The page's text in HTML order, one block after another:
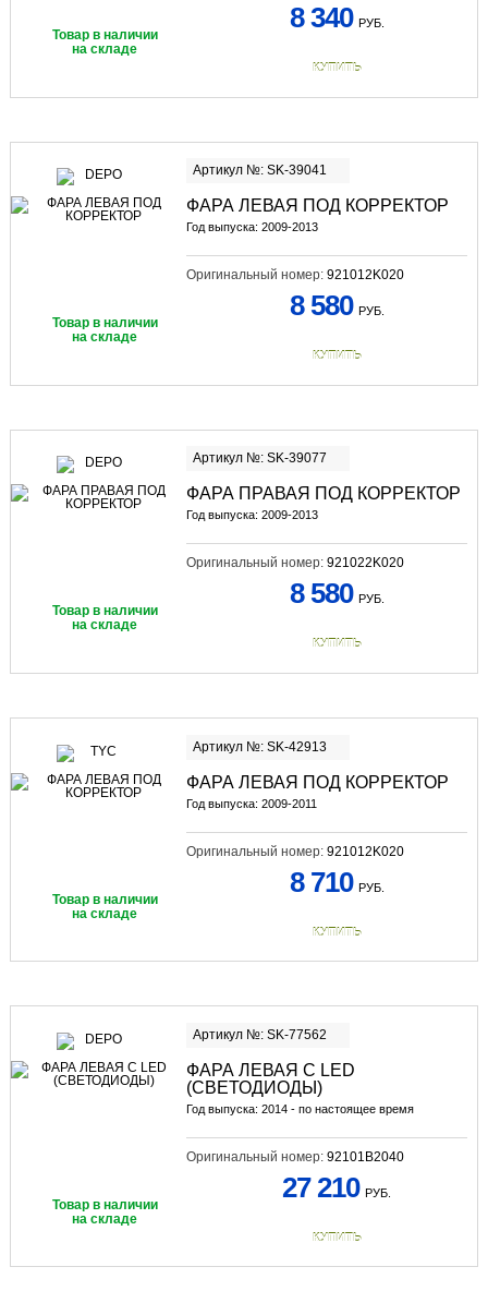
Товар в наличии
на складе
8 340 РУБ.
КУПИТЬ
Артикул №: SK-39041
ФАРА ЛЕВАЯ ПОД КОРРЕКТОР
Год выпуска: 2009-2013
Оригинальный номер: 921012K020
Товар в наличии
на складе
8 580 РУБ.
КУПИТЬ
Артикул №: SK-39077
ФАРА ПРАВАЯ ПОД КОРРЕКТОР
Год выпуска: 2009-2013
Оригинальный номер: 921022K020
Товар в наличии
на складе
8 580 РУБ.
КУПИТЬ
Артикул №: SK-42913
ФАРА ЛЕВАЯ ПОД КОРРЕКТОР
Год выпуска: 2009-2011
Оригинальный номер: 921012K020
Товар в наличии
на складе
8 710 РУБ.
КУПИТЬ
Артикул №: SK-77562
ФАРА ЛЕВАЯ С LED
(СВЕТОДИОДЫ)
Год выпуска: 2014 - по настоящее время
Оригинальный номер: 92101B2040
Товар в наличии
на складе
27 210 РУБ.
КУПИТЬ